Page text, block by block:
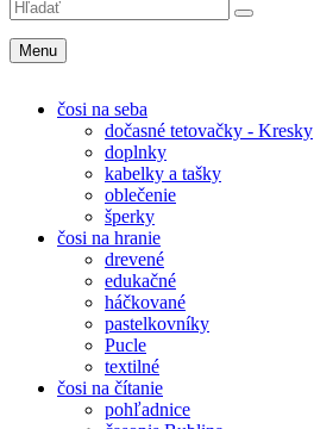
Menu
čosi na seba
dočasné tetovačky - Kresky
doplnky
kabelky a tašky
oblečenie
šperky
čosi na hranie
drevené
edukačné
háčkované
pastelkovníky
Pucle
textilné
čosi na čítanie
pohľadnice